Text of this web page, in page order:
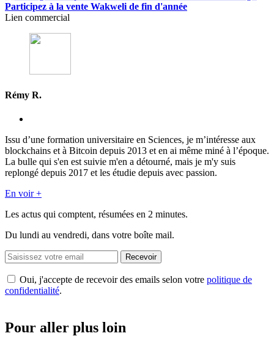
Participez à la vente Wakweli de fin d'année
Lien commercial
Rémy R.
Issu d’une formation universitaire en Sciences, je m’intéresse aux
blockchains et à Bitcoin depuis 2013 et en ai même miné à l’époque.
La bulle qui s'en est suivie m'en a détourné, mais je m'y suis
replongé depuis 2017 et les étudie depuis avec passion.
En voir +
Les actus qui comptent, résumées en 2 minutes.
Du lundi au vendredi, dans votre boîte mail.
Recevoir
Oui, j'accepte de recevoir des emails selon votre politique de
confidentialité.
Pour aller plus loin